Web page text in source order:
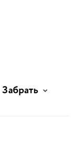
Забрать